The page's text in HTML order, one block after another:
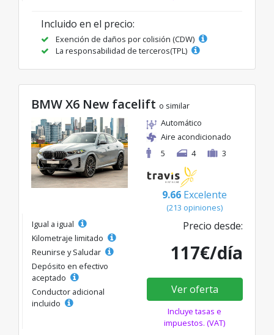
Incluido en el precio:
Exención de daños por colisión (CDW)
La responsabilidad de terceros(TPL)
BMW X6 New facelift o similar
Automático
Aire acondicionado
5
4 3
9.66 Excelente
(213 opiniones)
Igual a igual
Kilometraje limitado
Reunirse y Saludar
Depósito en efectivo
aceptado
Conductor adicional
incluido
Precio desde:
117€/día
Ver oferta
Incluye tasas e
impuestos. (VAT)